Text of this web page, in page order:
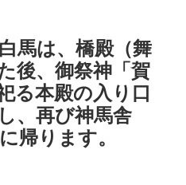
馬は、橋殿（舞
後、御祭神「賀
る本殿の入り口
、再び神馬舎
帰ります。